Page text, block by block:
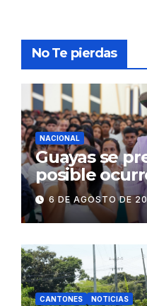
No Te pierdas
NACIONAL
Guayas se
posible
fenómeno
Gobierno
2.500 jóvenes
6 DE AGOSTO DE
CANTONES NOTICIAS